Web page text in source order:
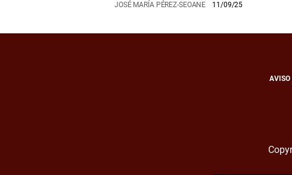
JOSÉ MARÍA PÉREZ-SEOANE 11/09/25
AVISO